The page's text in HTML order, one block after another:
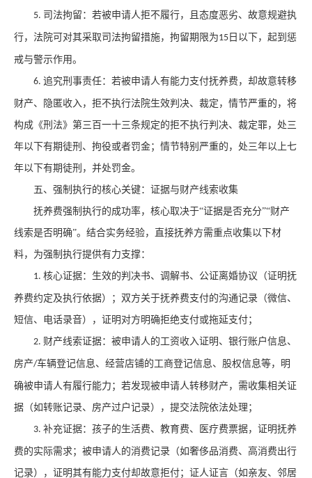
5. 司法拘留：若被申请人拒不履行，且态度恶劣、故意规避执
行，法院可对其采取司法拘留措施，拘留期限为15 日以下，起到惩
戒与警示作用。
6. 追究刑事责任：若被申请人有能力支付抚养费，却故意转移
财产、隐匿收入，拒不执行法院生效判决、裁定，情节严重的，将
构成《刑法》第三百一十三条规定的拒不执行判决、裁定罪，处三
年以下有期徒刑、拘役或者罚金；情节特别严重的，处三年以上七
年以下有期徒刑，并处罚金。
五、强制执行的核心关键：证据与财产线索收集
抚养费强制执行的成功率，核心取决于“证据是否充分”“财产
线索是否明确”。结合实务经验，直接抚养方需重点收集以下材
料，为强制执行提供有力支撑：
1. 核心证据：生效的判决书、调解书、公证离婚协议（证明抚
养费约定及执行依据）；双方关于抚养费支付的沟通记录（微信、
短信、电话录音），证明对方明确拒绝支付或拖延支付；
2. 财产线索证据：被申请人的工资收入证明、银行账户信息、
房产/车辆登记信息、经营店铺的工商登记信息、股权信息等，明
确被申请人有履行能力；若发现被申请人转移财产，需收集相关证
据（如转账记录、房产过户记录），提交法院依法处理；
3. 补充证据：孩子的生活费、教育费、医疗费票据，证明抚养
费的实际需求；被申请人的消费记录（如奢侈品消费、高消费出行
记录），证明其有能力支付却故意拒付；证人证言（如亲友、邻居